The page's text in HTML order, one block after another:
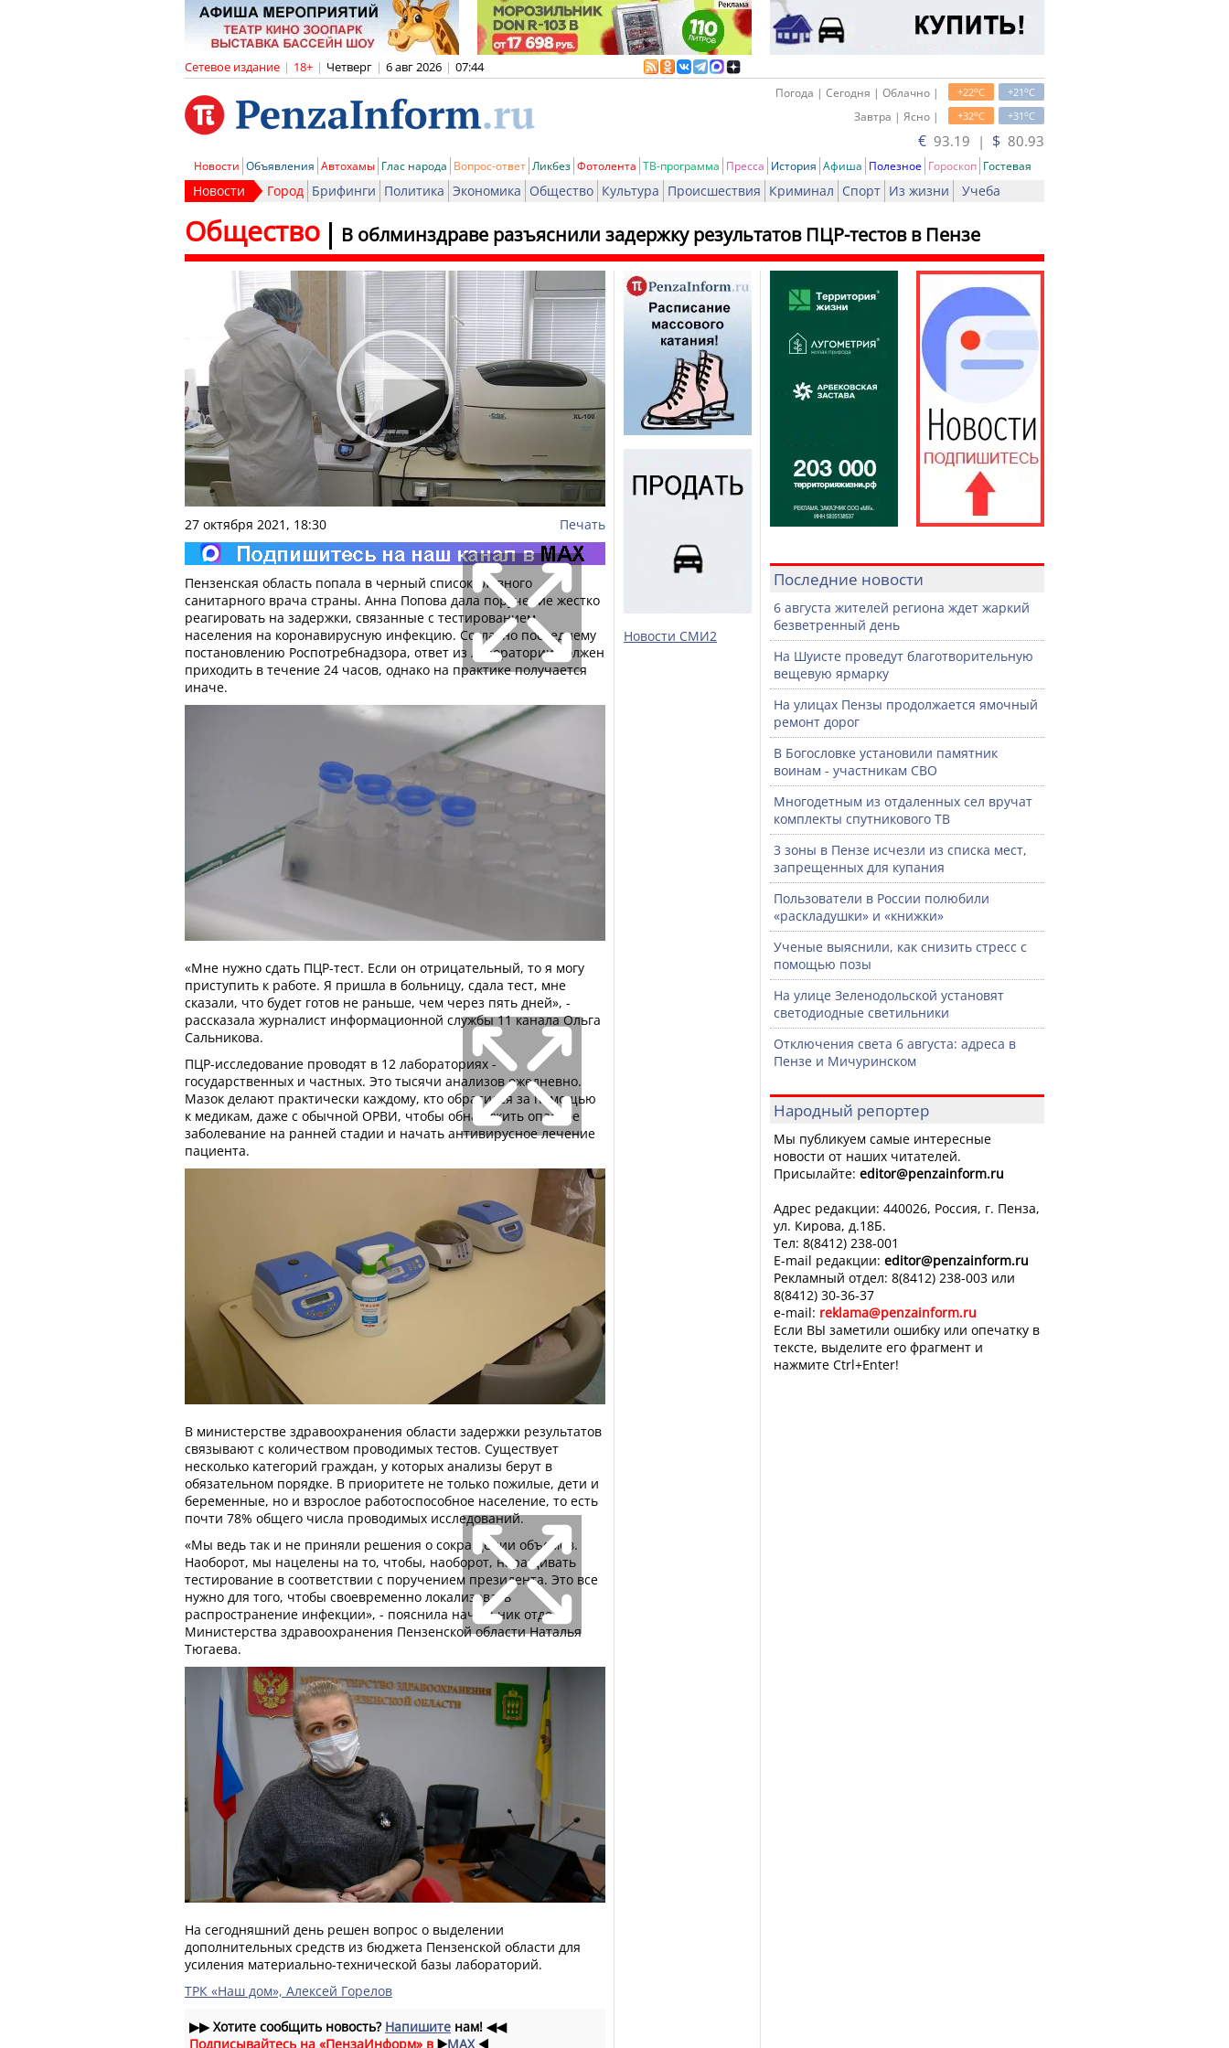
Сетевое издание | 18+ | Четверг | 6 авг 2026 | 07:44
+21oC
+22oC
Погода | Сегодня | Облачно |
+31oC
+32oC
Завтра | Ясно |
€ 93.19 | $ 80.93
Новости Объявления Автохамы Глас народа Вопрос-ответ Ликбез Фотолента ТВ-программа Пресса История Афиша Полезное Гороскоп Гостевая
Новости Город Брифинги Политика Экономика Общество Культура Происшествия Криминал Спорт Из жизни Учеба
В облминздраве разъяснили задержку результатов ПЦР-тестов в Пензе
Общество
27 октября 2021, 18:30 Печать
Пензенская область попала в черный список главного
санитарного врача страны. Анна Попова дала поручение жестко
реагировать на задержки, связанные с тестированием
населения на коронавирусную инфекцию. Согласно последнему
постановлению Роспотребнадзора, ответ из лаборатории должен
приходить в течение 24 часов, однако на практике получается
иначе.
«Мне нужно сдать ПЦР-тест. Если он отрицательный, то я могу
приступить к работе. Я пришла в больницу, сдала тест, мне
сказали, что будет готов не раньше, чем через пять дней», -
рассказала журналист информационной службы 11 канала Ольга
Сальникова.
ПЦР-исследование проводят в 12 лабораториях -
государственных и частных. Это тысячи анализов ежедневно.
Мазок делают практически каждому, кто обратился за помощью
к медикам, даже с обычной ОРВИ, чтобы обнаружить опасное
заболевание на ранней стадии и начать антивирусное лечение
пациента.
В министерстве здравоохранения области задержки результатов
связывают с количеством проводимых тестов. Существует
несколько категорий граждан, у которых анализы берут в
обязательном порядке. В приоритете не только пожилые, дети и
беременные, но и взрослое работоспособное население, то есть
почти 78% общего числа проводимых исследований.
«Мы ведь так и не приняли решения о сокращении объемов.
Наоборот, мы нацелены на то, чтобы, наоборот, наращивать
тестирование в соответствии с поручением президента. Это все
нужно для того, чтобы своевременно локализовать
распространение инфекции», - пояснила начальник отдела
Министерства здравоохранения Пензенской области Наталья
Тюгаева.
На сегодняшний день решен вопрос о выделении
дополнительных средств из бюджета Пензенской области для
усиления материально-технической базы лабораторий.
ТРК «Наш дом», Алексей Горелов
▶▶Хотите сообщить новость? Напишите нам! ◀◀
Подписывайтесь на «ПензаИнформ» в ▶️MAX ◀️
Новости СМИ2
Последние новости
6 августа жителей региона ждет жаркий
безветренный день
На Шуисте проведут благотворительную
вещевую ярмарку
На улицах Пензы продолжается ямочный
ремонт дорог
В Богословке установили памятник
воинам - участникам СВО
Многодетным из отдаленных сел вручат
комплекты спутникового ТВ
3 зоны в Пензе исчезли из списка мест,
запрещенных для купания
Пользователи в России полюбили
«раскладушки» и «книжки»
Ученые выяснили, как снизить стресс с
помощью позы
На улице Зеленодольской установят
светодиодные светильники
Отключения света 6 августа: адреса в
Пензе и Мичуринском
Народный репортер
Мы публикуем самые интересные
новости от наших читателей.
Присылайте: editor@penzainform.ru
Адрес редакции: 440026, Россия, г. Пенза,
ул. Кирова, д.18Б.
Тел: 8(8412) 238-001
E-mail редакции: editor@penzainform.ru
Рекламный отдел: 8(8412) 238-003 или
8(8412) 30-36-37
e-mail: reklama@penzainform.ru
Если ВЫ заметили ошибку или опечатку в
тексте, выделите его фрагмент и
нажмите Ctrl+Enter!